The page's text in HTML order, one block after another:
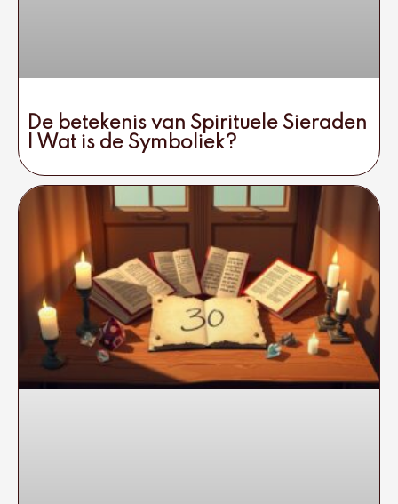
De betekenis van Spirituele Sieraden
| Wat is de Symboliek?